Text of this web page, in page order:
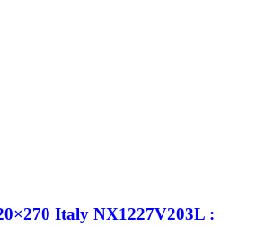
Italy NX1227V203L :